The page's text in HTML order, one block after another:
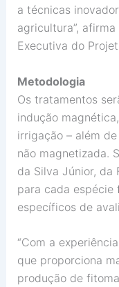
a técnicas
agricultura”,
Executiva do
Metodologia
Os tratamentos
indução
irrigação – além
não magnetizada.
da Silva Júnior, da
para cada
específicos de
“Com a
que proporciona
produção de